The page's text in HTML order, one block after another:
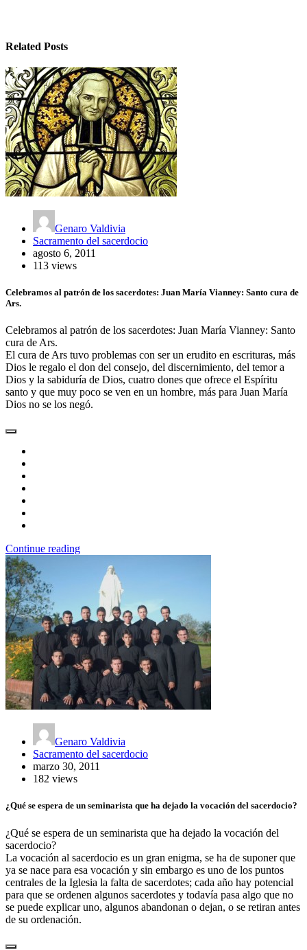
Related Posts
Genaro Valdivia
Sacramento del sacerdocio
agosto 6, 2011
113 views
Celebramos al patrón de los sacerdotes: Juan María Vianney: Santo cura de
Ars.
Celebramos al patrón de los sacerdotes: Juan María Vianney: Santo
cura de Ars.
El cura de Ars tuvo problemas con ser un erudito en escrituras, más
Dios le regalo el don del consejo, del discernimiento, del temor a
Dios y la sabiduría de Dios, cuatro dones que ofrece el Espíritu
santo y que muy poco se ven en un hombre, más para Juan María
Dios no se los negó.
Continue reading
Genaro Valdivia
Sacramento del sacerdocio
marzo 30, 2011
182 views
¿Qué se espera de un seminarista que ha dejado la vocación del sacerdocio?
¿Qué se espera de un seminarista que ha dejado la vocación del
sacerdocio?
La vocación al sacerdocio es un gran enigma, se ha de suponer que
ya se nace para esa vocación y sin embargo es uno de los puntos
centrales de la Iglesia la falta de sacerdotes; cada año hay potencial
para que se ordenen algunos sacerdotes y todavía pasa algo que no
se puede explicar uno, algunos abandonan o dejan, o se retiran antes
de su ordenación.